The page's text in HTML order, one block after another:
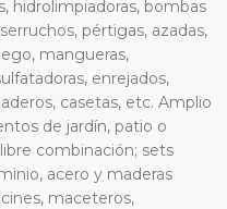
hidrolimpiadoras, bombas
pértigas, azadas,
mangueras,
enrejados,
casetas, etc. Amplio
de jardín, patio o
combinación; sets
acero y maderas
maceteros,